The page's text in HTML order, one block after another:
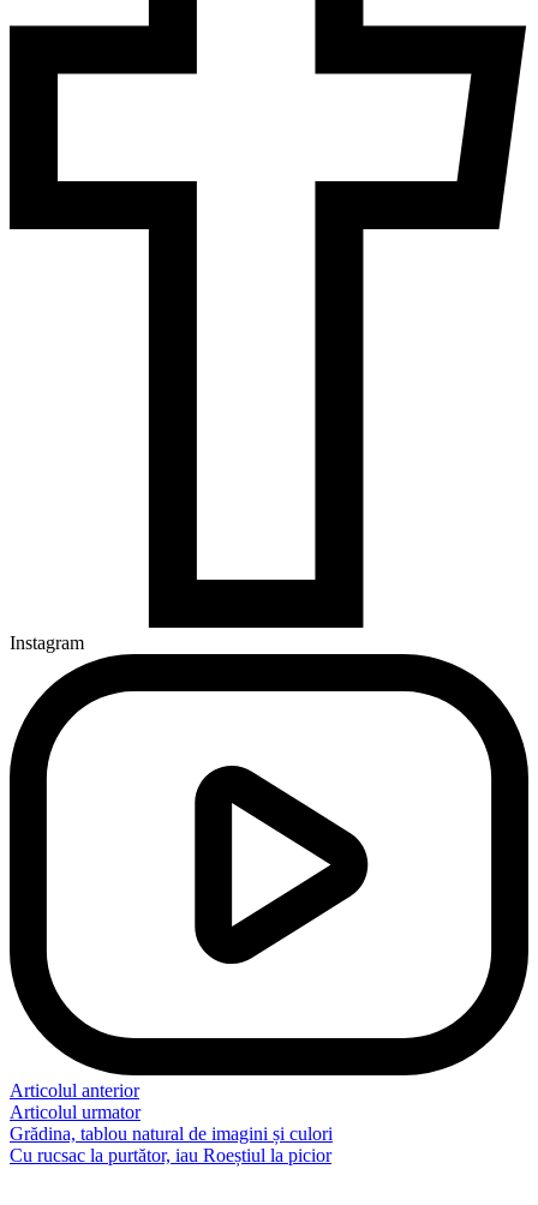
Instagram
Articolul anterior
Articolul urmator
Grădina, tablou natural de imagini și culori
Cu rucsac la purtător, iau Roeștiul la picior